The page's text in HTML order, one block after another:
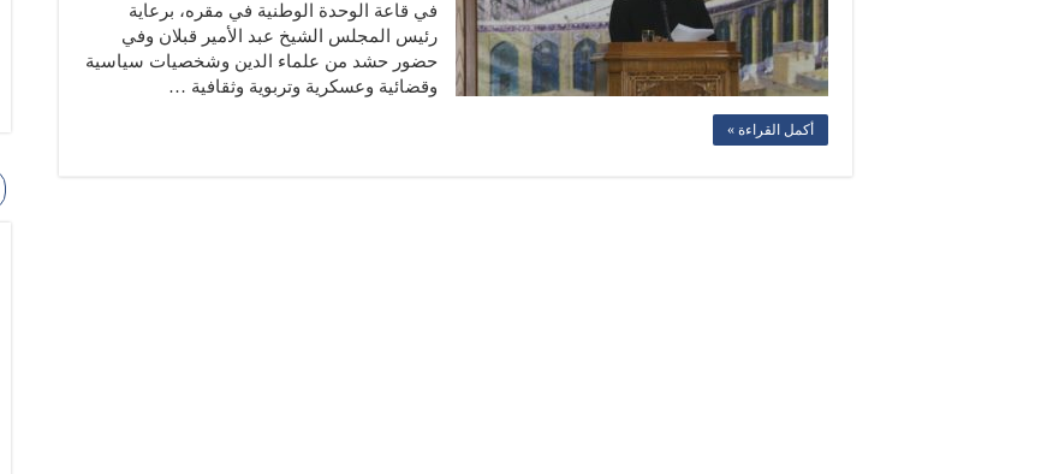
في قاعة الوحدة الوطنية في مقره، برعاية
رئيس المجلس الشيخ عبد الأمير قبلان وفي
حضور حشد من علماء الدين وشخصيات سياسية
وقضائية وعسكرية وتربوية وثقافية …
أكمل القراءة »